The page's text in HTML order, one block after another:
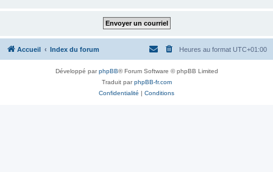
Accueil Index du forum Heures au format UTC+01:00
Développé parphpBB® Forum Software © phpBB Limited
Traduit parphpBB-fr.com
Confidentialité | Conditions